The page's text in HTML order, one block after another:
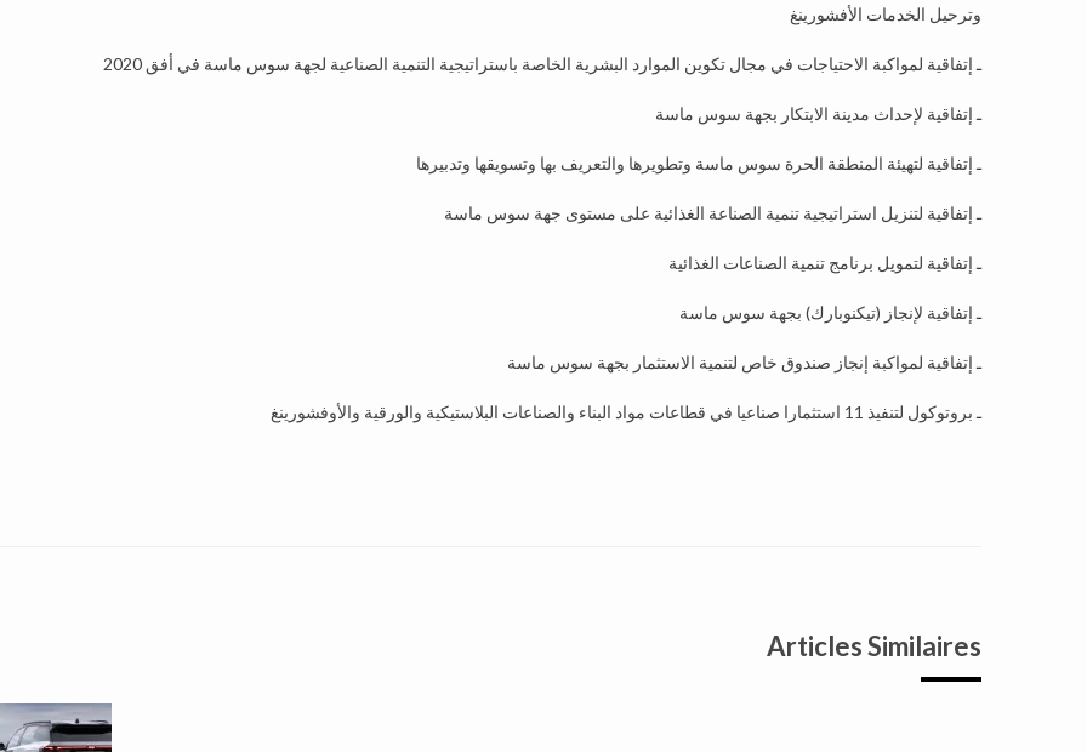
وترحيل الخدمات الأفشورينغ
ـ إتفاقية لمواكبة الاحتياجات في مجال تكوين الموارد البشرية الخاصة باستراتيجية التنمية الصناعية لجهة سوس ماسة في أفق 2020
ـ إتفاقية لإحداث مدينة الابتكار بجهة سوس ماسة
ـ إتفاقية لتهيئة المنطقة الحرة سوس ماسة وتطويرها والتعريف بها وتسويقها وتدبيرها
ـ إتفاقية لتنزيل استراتيجية تنمية الصناعة الغذائية على مستوى جهة سوس ماسة
ـ إتفاقية لتمويل برنامج تنمية الصناعات الغذائية
ـ إتفاقية لإنجاز (تيكنوبارك) بجهة سوس ماسة
ـ إتفاقية لمواكبة إنجاز صندوق خاص لتنمية الاستثمار بجهة سوس ماسة
ـ بروتوكول لتنفيذ 11 استثمارا صناعيا في قطاعات مواد البناء والصناعات البلاستيكية والورقية والأوفشورينغ
Articles Similaires